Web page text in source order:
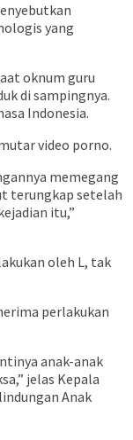
yang
oknum guru
di sampingnya.
Indonesia.
video porno.
memegang
terungkap setelah
itu,”
oleh L, tak
perlakukan
anak-anak
jelas Kepala
Anak